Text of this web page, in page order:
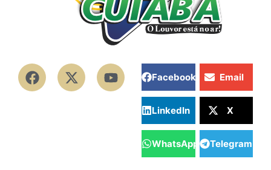
Facebook Email
LinkedIn X
WhatsApp Telegram